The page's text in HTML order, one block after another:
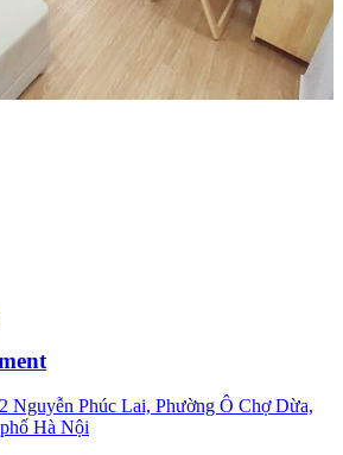
Nguyễn Phúc Lai, Phường Ô Chợ Dừa,
Hà Nội